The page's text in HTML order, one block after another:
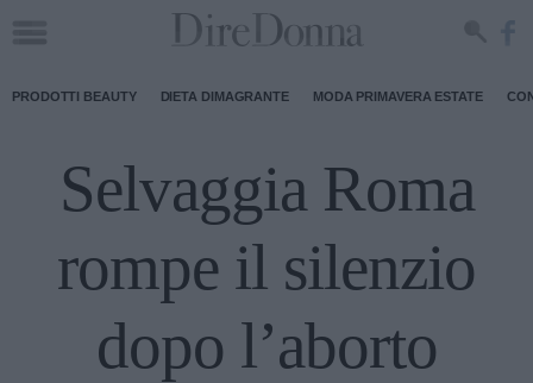
PRODOTTI BEAUTY DIETA DIMAGRANTE MODA PRIMAVERA ESTATE
Selvaggia Roma
rompe il silenzio
dopo l’aborto